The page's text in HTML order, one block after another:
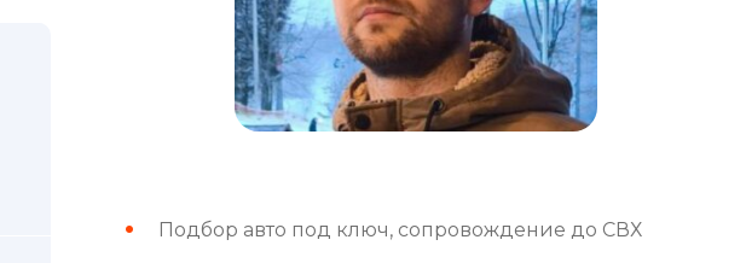
Подбор авто под ключ, сопровождение до СВХ